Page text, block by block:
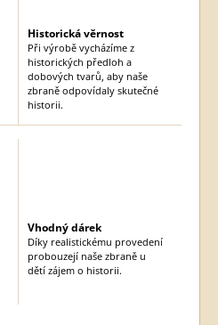
Historická věrnost
Při výrobě vycházíme z
historických předloh a
dobových tvarů, aby naše
zbraně odpovídaly skutečné
historii.
Vhodný dárek
Díky realistickému provedení
probouzejí naše zbraně u
dětí zájem o historii.